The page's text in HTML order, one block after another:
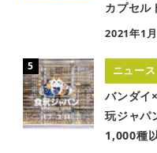
カプセル
2021年1
ニュース
バンダイ
玩ジャパ
1,000種